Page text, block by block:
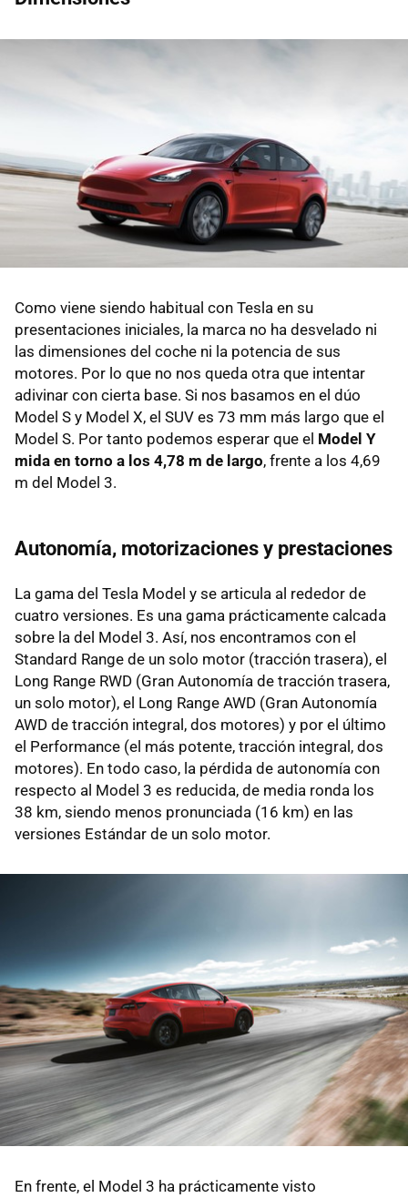
Como viene siendo habitual con Tesla en su
presentaciones iniciales, la marca no ha desvelado ni
las dimensiones del coche ni la potencia de sus
motores. Por lo que no nos queda otra que intentar
adivinar con cierta base. Si nos basamos en el dúo
Model S y Model X, el SUV es 73 mm más largo que el
Model S. Por tanto podemos esperar que el Model Y
mida en torno a los 4,78 m de largo, frente a los 4,69
m del Model 3.
Autonomía, motorizaciones y prestaciones
La gama del Tesla Model y se articula al rededor de
cuatro versiones. Es una gama prácticamente calcada
sobre la del Model 3. Así, nos encontramos con el
Standard Range de un solo motor (tracción trasera), el
Long Range RWD (Gran Autonomía de tracción trasera,
un solo motor), el Long Range AWD (Gran Autonomía
AWD de tracción integral, dos motores) y por el último
el Performance (el más potente, tracción integral, dos
motores). En todo caso, la pérdida de autonomía con
respecto al Model 3 es reducida, de media ronda los
38 km, siendo menos pronunciada (16 km) en las
versiones Estándar de un solo motor.
En frente, el Model 3 ha prácticamente visto